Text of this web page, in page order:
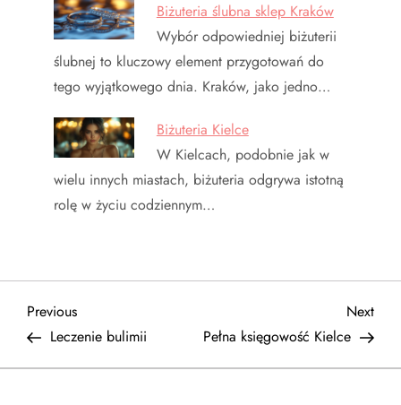
Biżuteria ślubna sklep Kraków
Wybór odpowiedniej biżuterii
ślubnej to kluczowy element przygotowań do
tego wyjątkowego dnia. Kraków, jako jedno…
Biżuteria Kielce
W Kielcach, podobnie jak w
wielu innych miastach, biżuteria odgrywa istotną
rolę w życiu codziennym…
N
a
Previous
Post
Previous
Leczenie bulimii
Next
Post
Next
Pełna księgowość Kielce